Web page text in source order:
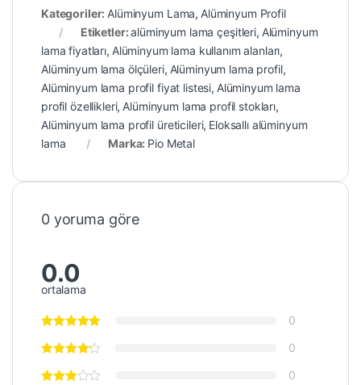
Kategoriler: Alüminyum Lama, Alüminyum Profil
Etiketler:alüminyum lama çeşitleri, Alüminyum
lama fiyatları, Alüminyum lama kullanım alanları,
Alüminyum lama ölçüleri, Alüminyum lama profil,
Alüminyum lama profil fiyat listesi, Alüminyum lama
profil özellikleri, Alüminyum lama profil stokları,
Alüminyum lama profil üreticileri, Eloksallı alüminyum
lama
Marka: Pio Metal
0 yoruma göre
0.0
ortalama
0
0
0